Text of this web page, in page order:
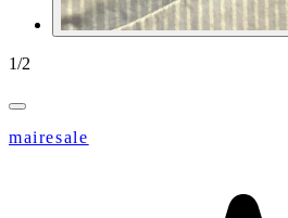
1/2
mairesale